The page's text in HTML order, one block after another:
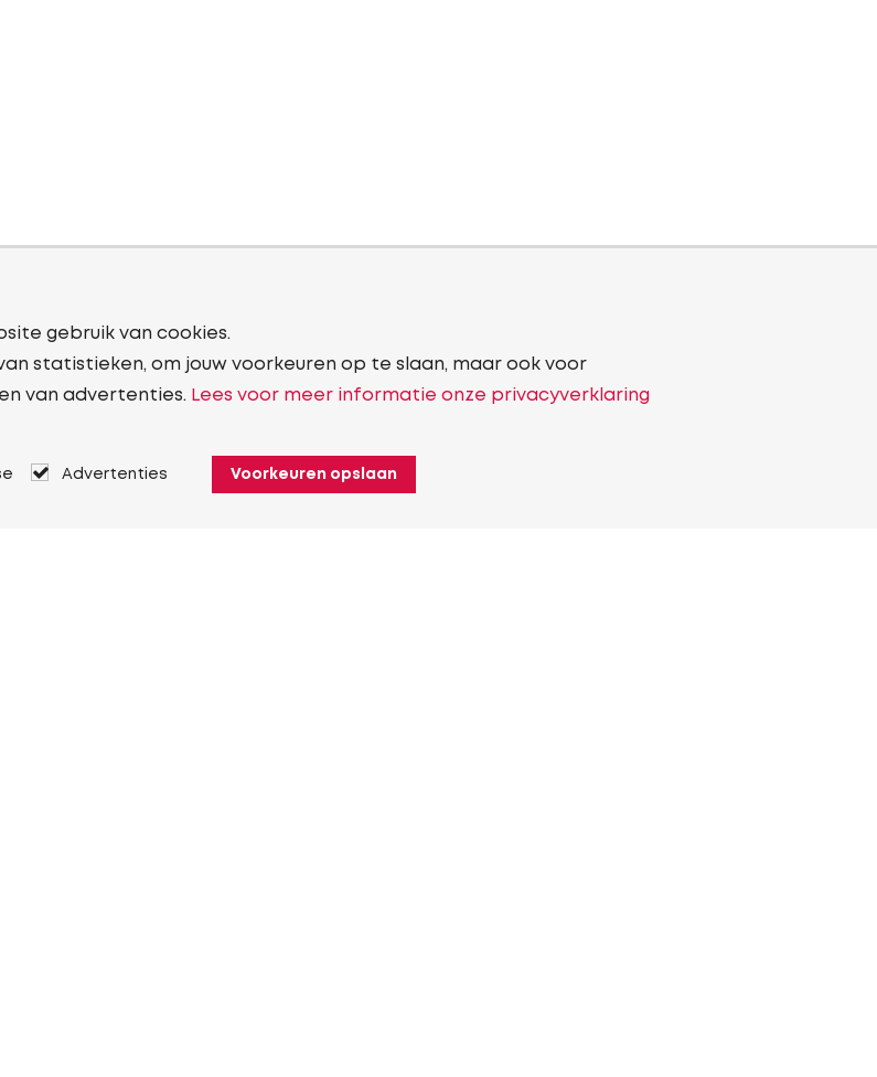
gebruik van cookies.
statistieken, om jouw voorkeuren op te slaan, maar ook voor
van advertenties. Lees voor meer informatie onze privacyverklaring
Advertenties Voorkeuren opslaan